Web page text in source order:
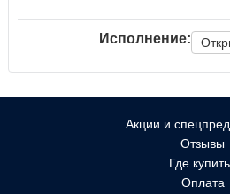
Исполнение:
Акции и
Отзывы
Где
Оплата